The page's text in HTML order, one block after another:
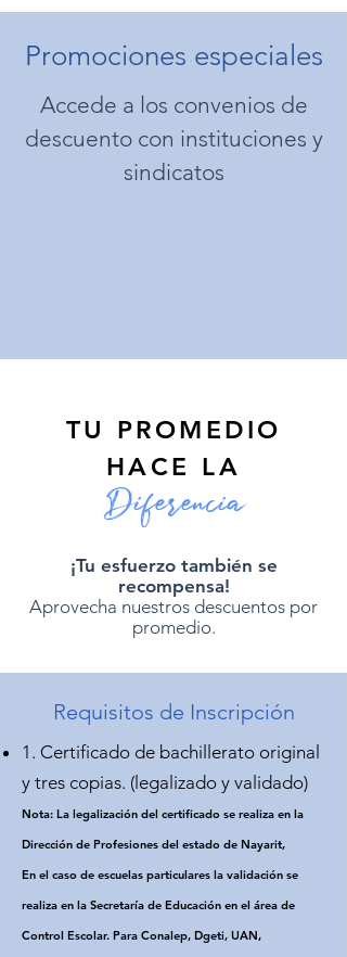
Promociones especiales
Accede a los convenios de
descuento con instituciones y
sindicatos
TU PROMEDIO
HACE LA
Diferencia
¡Tu esfuerzo también se
recompensa!
Aprovecha nuestros descuentos por
promedio.
Requisitos de Inscripción
1. Certificado de bachillerato original
y tres copias. (legalizado y validado)
Nota: La legalización del certificado se realiza en la
Dirección de Profesiones del estado de Nayarit,
En el caso de escuelas particulares la validación se
realiza en la Secretaría de Educación en el área de
Control Escolar. Para Conalep, Dgeti, UAN,